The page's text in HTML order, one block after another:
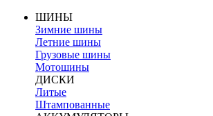
ШИНЫ
Зимние шины
Летние шины
Грузовые шины
Мотошины
ДИСКИ
Литые
Штампованные